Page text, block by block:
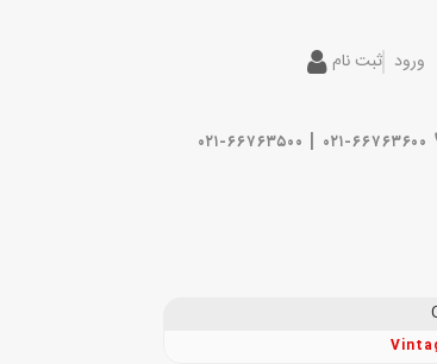
ورود ثبت نام
۰۲۱-۶۶۷۶۳۶۰۰ | ۰۲۱-۶۶۷۶۳۵۰۰